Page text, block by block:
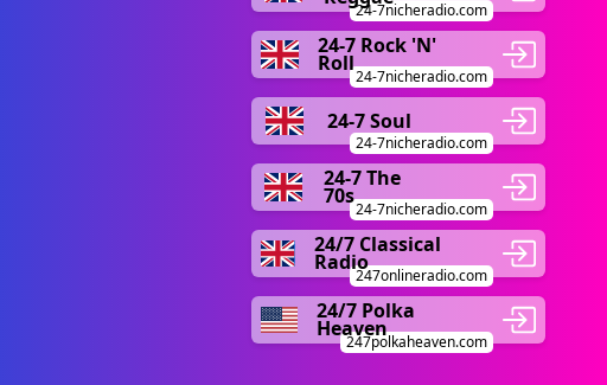
24-7nicheradio.com
24-7 Rock 'N'
Roll
24-7nicheradio.com
24-7 Soul
24-7nicheradio.com
24-7 The
70s
24-7nicheradio.com
24/7 Classical
Radio
247onlineradio.com
24/7 Polka
Heaven
247polkaheaven.com